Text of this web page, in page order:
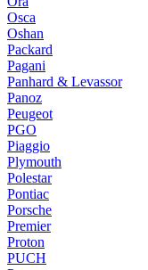
Osca
Oshan
Packard
Pagani
Panhard & Levassor
Panoz
Peugeot
PGO
Piaggio
Plymouth
Polestar
Pontiac
Porsche
Premier
Proton
PUCH